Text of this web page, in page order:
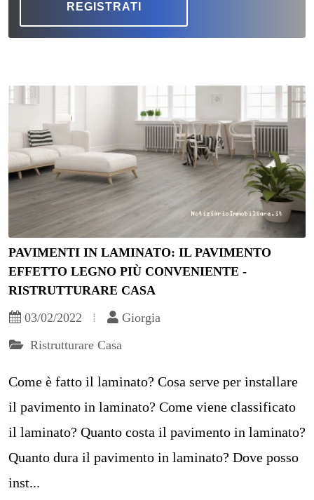
REGISTRATI
PAVIMENTI IN LAMINATO: IL PAVIMENTO
EFFETTO LEGNO PIÙ CONVENIENTE -
RISTRUTTURARE CASA
03/02/2022
Giorgia
Ristrutturare Casa
Come è fatto il laminato? Cosa serve per installare
il pavimento in laminato? Come viene classificato
il laminato? Quanto costa il pavimento in laminato?
Quanto dura il pavimento in laminato? Dove posso
inst...